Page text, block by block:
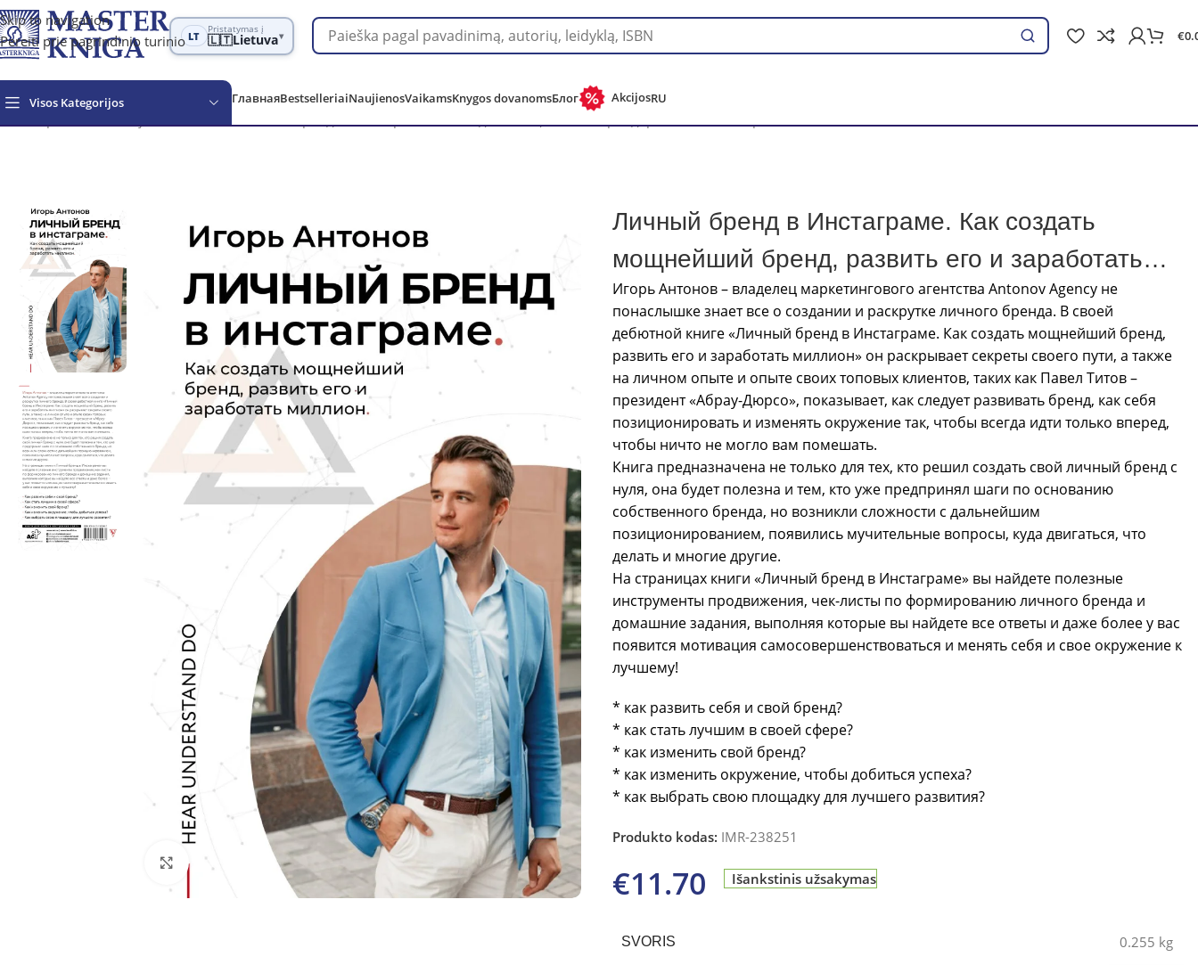
Skip to navigation
Pereiti prie pagrindinio turinio LT
Pristatymas į
🇱🇹Lietuva▾
Ieškoti
€
Visos Kategorijos ГлавнаяBestselleriaiNaujienosVaikamsKnygos dovanomsБлог AkcijosRU
Click to enlarge
Личный бренд в Инстаграме. Как создать
мощнейший бренд, развить его и заработать
миллион
Игорь Антонов – владелец маркетингового агентства Antonov Agency не
понаслышке знает все о создании и раскрутке личного бренда. В своей
дебютной книге «Личный бренд в Инстаграме. Как создать мощнейший бренд,
развить его и заработать миллион» он раскрывает секреты своего пути, а также
на личном опыте и опыте своих топовых клиентов, таких как Павел Титов –
президент «Абрау-Дюрсо», показывает, как следует развивать бренд, как себя
позиционировать и изменять окружение так, чтобы всегда идти только вперед,
чтобы ничто не могло вам помешать.
Книга предназначена не только для тех, кто решил создать свой личный бренд с
нуля, она будет полезна и тем, кто уже предпринял шаги по основанию
собственного бренда, но возникли сложности с дальнейшим
позиционированием, появились мучительные вопросы, куда двигаться, что
делать и многие другие.
На страницах книги «Личный бренд в Инстаграме» вы найдете полезные
инструменты продвижения, чек-листы по формированию личного бренда и
домашние задания, выполняя которые вы найдете все ответы и даже более у вас
появится мотивация самосовершенствоваться и менять себя и свое окружение к
лучшему!
* как развить себя и свой бренд?
* как стать лучшим в своей сфере?
* как изменить свой бренд?
* как изменить окружение, чтобы добиться успеха?
* как выбрать свою площадку для лучшего развития?
Produkto kodas: IMR-238251
€11.70 Išankstinis užsakymas
SVORIS 0.255 kg